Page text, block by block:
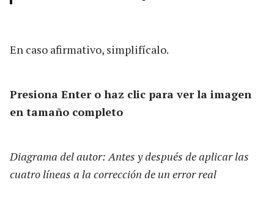
En caso afirmativo, simplifícalo.
Presiona Enter o haz clic para ver la imagen
en tamaño completo
Diagrama del autor: Antes y después de aplicar las
cuatro líneas a la corrección de un error real